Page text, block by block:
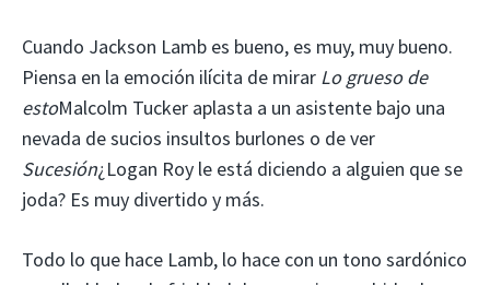
Cuando Jackson Lamb es bueno, es muy, muy bueno.
Piensa en la emoción ilícita de mirar Lo grueso de
estoMalcolm Tucker aplasta a un asistente bajo una
nevada de sucios insultos burlones o de ver
Sucesión¿Logan Roy le está diciendo a alguien que se
joda? Es muy divertido y más.
Todo lo que hace Lamb, lo hace con un tono sardónico